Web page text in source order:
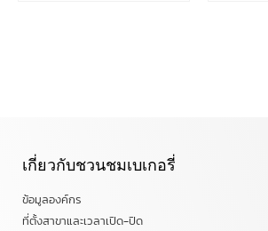
เกี่ยวกับชวนชมเบเกอรี่
ข้อมูลองค์กร
ที่ตั้งสาขาและเวลาเปิด-ปิด